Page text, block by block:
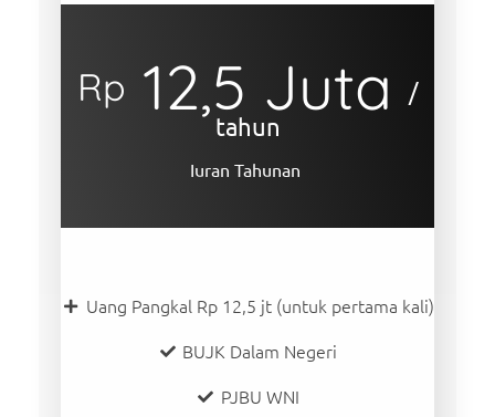
Rp 12,5 Juta
/
tahun
Iuran Tahunan
Uang Pangkal Rp 12,5 jt (untuk pertama kali)
BUJK Dalam Negeri
PJBU WNI